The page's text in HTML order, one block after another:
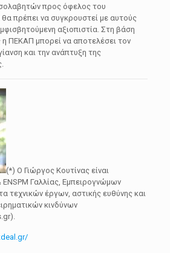
προς όφελος του
πρέπει να συγκρουστεί με αυτούς
αξιοπιστία. Στη βάση
η ΠΕΚΑΠ μπορεί να αποτελέσει τον
και την ανάπτυξη της
(*) Ο Γιώργος Κουτίνας είναι
Γαλλίας, Εμπειρογνώμων
τεχνικών έργων, αστικής ευθύνης και
κινδύνων